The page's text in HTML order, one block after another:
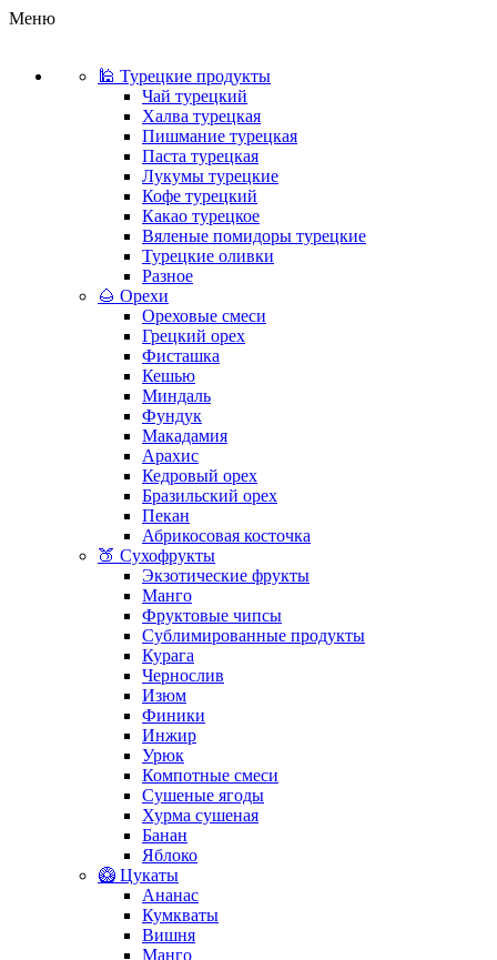
Меню
🕌 Турецкие продукты
Чай турецкий
Халва турецкая
Пишмание турецкая
Паста турецкая
Лукумы турецкие
Кофе турецкий
Какао турецкое
Вяленые помидоры турецкие
Турецкие оливки
Разное
🌰 Орехи
Ореховые смеси
Грецкий орех
Фисташка
Кешью
Миндаль
Фундук
Макадамия
Арахис
Кедровый орех
Бразильский орех
Пекан
Абрикосовая косточка
🍑 Сухофрукты
Экзотические фрукты
Манго
Фруктовые чипсы
Сублимированные продукты
Курага
Чернослив
Изюм
Финики
Инжир
Урюк
Компотные смеси
Сушеные ягоды
Хурма сушеная
Банан
Яблоко
🥝 Цукаты
Ананас
Кумкваты
Вишня
Манго